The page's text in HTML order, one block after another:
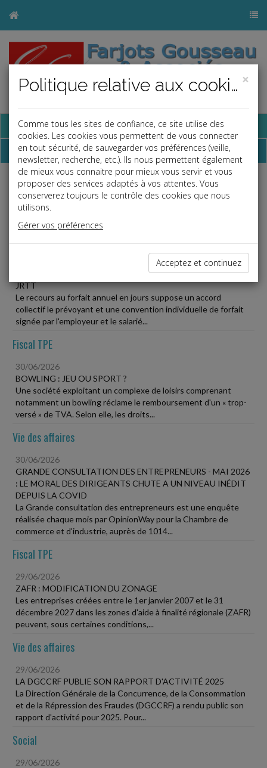
Base documentaire
Dépêches
Liste des dernières dépêches
Social
CONVENTION DE FORFAIT JOURS INVALIDÉE : QUAND
L'EMPLOYEUR PEUT DEMANDER LE REMBOURSEMENT DE
JRTT
Le recours au forfait annuel en jours suppose un accord
collectif le prévoyant et une convention individuelle de forfait
signée par l'employeur et le salarié...
Fiscal TPE
30/06/2026
BOWLING : JEU OU SPORT ?
Une société exploitant un complexe de loisirs comprenant
notamment un bowling réclame le remboursement d'un « trop-
versé » de TVA. Selon elle, les droits...
Vie des affaires
30/06/2026
GRANDE CONSULTATION DES ENTREPRENEURS - MAI 2026
: LE MORAL DES DIRIGEANTS CHUTE A UN NIVEAU INÉDIT
DEPUIS LA COVID
La Grande consultation des entrepreneurs est une enquête
réalisée chaque mois par OpinionWay pour la Chambre de
commerce et d'industrie, auprès de 1014...
Fiscal TPE
29/06/2026
ZAFR : MODIFICATION DU ZONAGE
Les entreprises créées entre le 1er janvier 2007 et le 31
décembre 2027 dans les zones d'aide à finalité régionale (ZAFR)
peuvent, sous certaines conditions,...
Vie des affaires
29/06/2026
LA DGCCRF PUBLIE SON RAPPORT D'ACTIVITÉ 2025
La Direction Générale de la Concurrence, de la Consommation
et de la Répression des Fraudes (DGCCRF) a rendu public son
rapport d'activité pour 2025. Pour...
Social
29/06/2026
×
Politique relative aux cookies
Comme tous les sites de confiance, ce site utilise des
cookies. Les cookies vous permettent de vous connecter
en tout sécurité, de sauvegarder vos préférences (veille,
newsletter, recherche, etc.). Ils nous permettent également
de mieux vous connaitre pour mieux vous servir et vous
proposer des services adaptés à vos attentes. Vous
conserverez toujours le contrôle des cookies que nous
utilisons.
Gérer vos préférences
Acceptez et continuez